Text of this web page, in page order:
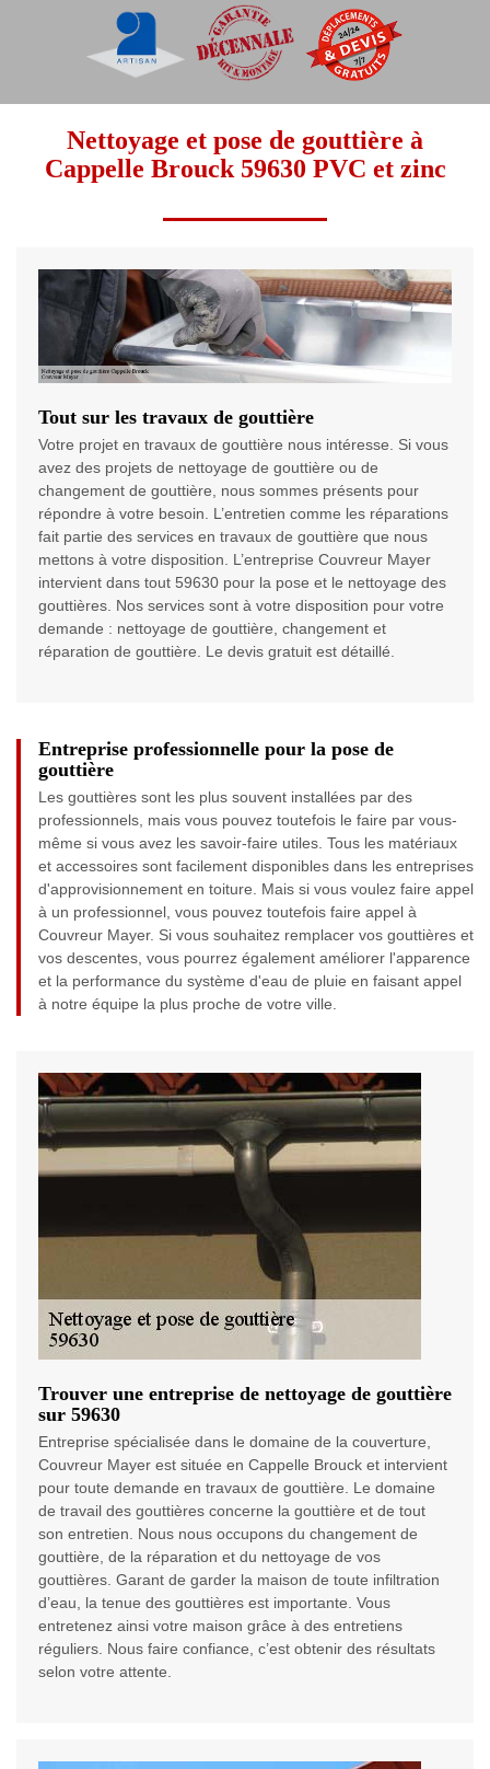
Nettoyage et pose de gouttière à
Cappelle Brouck 59630 PVC et zinc
Tout sur les travaux de gouttière
Votre projet en travaux de gouttière nous intéresse. Si vous
avez des projets de nettoyage de gouttière ou de
changement de gouttière, nous sommes présents pour
répondre à votre besoin. L’entretien comme les réparations
fait partie des services en travaux de gouttière que nous
mettons à votre disposition. L’entreprise Couvreur Mayer
intervient dans tout 59630 pour la pose et le nettoyage des
gouttières. Nos services sont à votre disposition pour votre
demande : nettoyage de gouttière, changement et
réparation de gouttière. Le devis gratuit est détaillé.
Entreprise professionnelle pour la pose de
gouttière
Les gouttières sont les plus souvent installées par des
professionnels, mais vous pouvez toutefois le faire par vous-
même si vous avez les savoir-faire utiles. Tous les matériaux
et accessoires sont facilement disponibles dans les entreprises
d'approvisionnement en toiture. Mais si vous voulez faire appel
à un professionnel, vous pouvez toutefois faire appel à
Couvreur Mayer. Si vous souhaitez remplacer vos gouttières et
vos descentes, vous pourrez également améliorer l'apparence
et la performance du système d'eau de pluie en faisant appel
à notre équipe la plus proche de votre ville.
Trouver une entreprise de nettoyage de gouttière
sur 59630
Entreprise spécialisée dans le domaine de la couverture,
Couvreur Mayer est située en Cappelle Brouck et intervient
pour toute demande en travaux de gouttière. Le domaine
de travail des gouttières concerne la gouttière et de tout
son entretien. Nous nous occupons du changement de
gouttière, de la réparation et du nettoyage de vos
gouttières. Garant de garder la maison de toute infiltration
d’eau, la tenue des gouttières est importante. Vous
entretenez ainsi votre maison grâce à des entretiens
réguliers. Nous faire confiance, c’est obtenir des résultats
selon votre attente.